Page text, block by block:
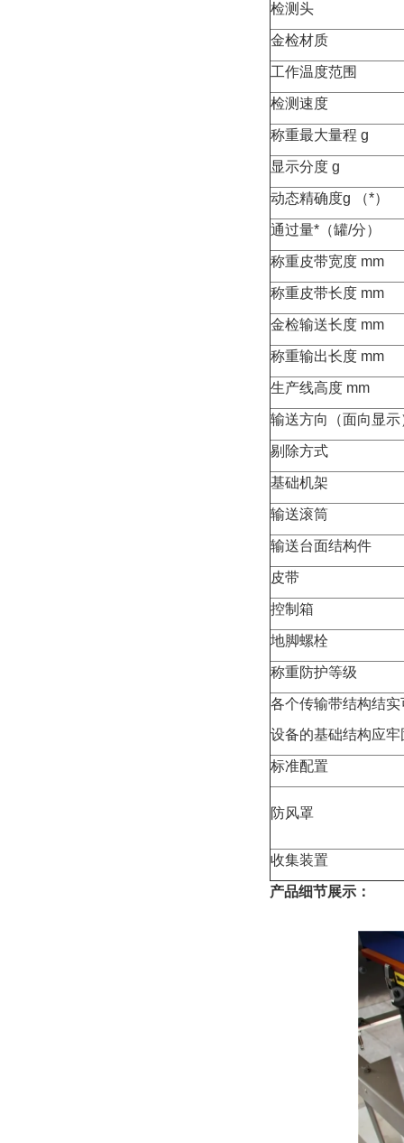
检测头
金检材质
工作温度范围
检测速度
称重最大量程 g
显示分度 g
动态精确度g （*）
通过量*（罐/分）
称重皮带宽度 mm
称重皮带长度 mm
金检输送长度 mm
称重输出长度 mm
生产线高度 mm
输送方向（面向显示
剔除方式
基础机架
输送滚筒
输送台面结构件
皮带
控制箱
地脚螺栓
称重防护等级
各个传输带结构结
设备的基础结构应
标准配置
防风罩
收集装置
产品细节展示：